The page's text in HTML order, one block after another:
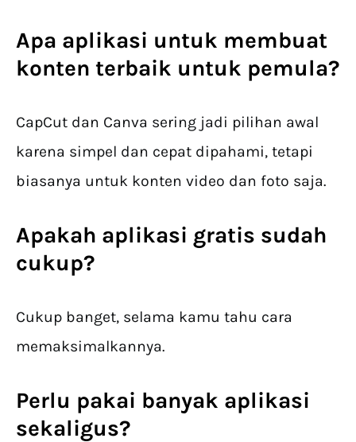
Apa aplikasi untuk membuat
konten terbaik untuk pemula?
CapCut dan Canva sering jadi pilihan awal
karena simpel dan cepat dipahami, tetapi
biasanya untuk konten video dan foto saja.
Apakah aplikasi gratis sudah
cukup?
Cukup banget, selama kamu tahu cara
memaksimalkannya.
Perlu pakai banyak aplikasi
sekaligus?